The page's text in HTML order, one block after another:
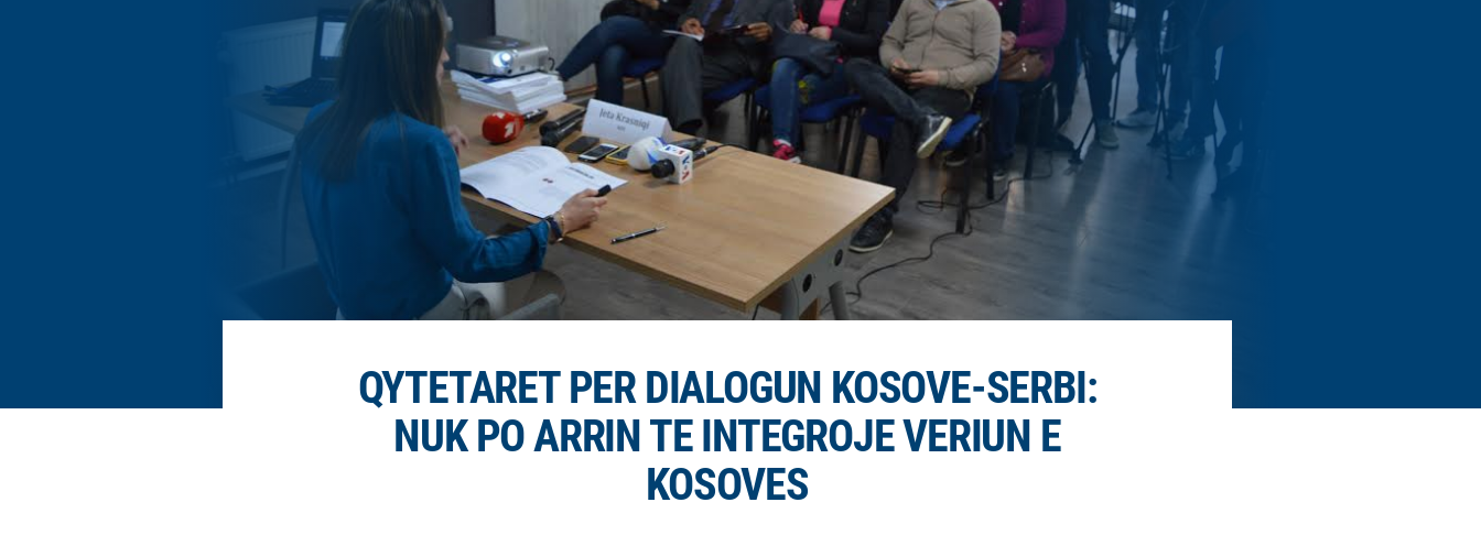
QYTETARET PER DIALOGUN KOSOVE-SERBI:
NUK PO ARRIN TE INTEGROJE VERIUN E
KOSOVES